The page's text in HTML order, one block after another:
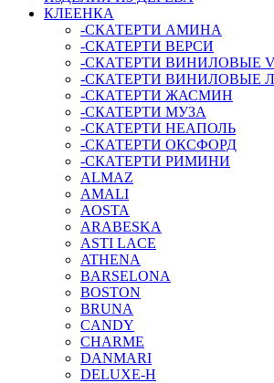
КЛЕЕНКА
-СКАТЕРТИ АМИНА
-СКАТЕРТИ ВЕРСИ
-СКАТЕРТИ ВИНИЛОВЫЕ
-СКАТЕРТИ ВИНИЛОВЫЕ
-СКАТЕРТИ ЖАСМИН
-СКАТЕРТИ МУЗА
-СКАТЕРТИ НЕАПОЛЬ
-СКАТЕРТИ ОКСФОРД
-СКАТЕРТИ РИМИНИ
ALMAZ
AMALI
AOSTA
ARABESKA
ASTI LACE
ATHENA
BARSELONA
BOSTON
BRUNA
CANDY
CHARME
DANMARI
DELUXE-H